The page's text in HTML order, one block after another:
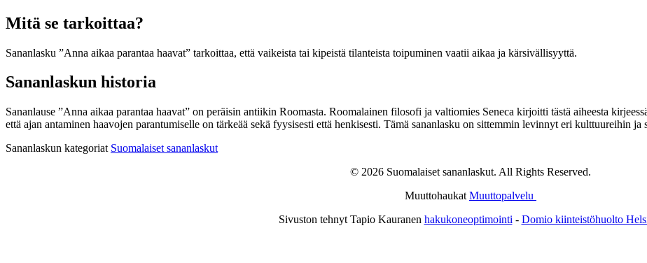
navigation
Mitä se tarkoittaa?
Sananlasku ”Anna aikaa parantaa haavat” tarkoittaa, että vaikeista tai kipeistä tilanteista toipuminen vaatii aikaa ja kärsivällisyyttä.
Sananlaskun historia
Sananlause ”Anna aikaa parantaa haavat” on peräisin antiikin Roomasta. Roomalainen filosofi ja valtiomies Seneca kirjoitti tästä aiheesta
että ajan antaminen haavojen parantumiselle on tärkeää sekä fyysisesti että henkisesti. Tämä sananlasku on sittemmin levinnyt eri kulttuureihin ja
Sananlaskun kategoriat Suomalaiset sananlaskut
© 2026 Suomalaiset sananlaskut. All Rights Reserved.
Muuttohaukat Muuttopalvelu
Sivuston tehnyt Tapio Kauranen hakukoneoptimointi - Domio kiinteistöhuolto